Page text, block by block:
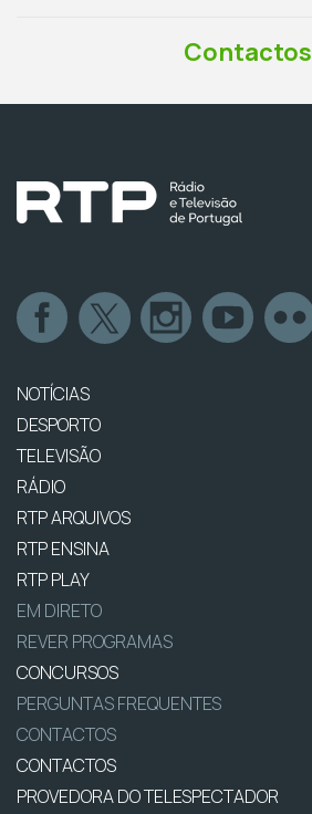
Contactos
NOTÍCIAS
DESPORTO
TELEVISÃO
RÁDIO
RTP ARQUIVOS
RTP ENSINA
RTP PLAY
EM DIRETO
REVER PROGRAMAS
CONCURSOS
PERGUNTAS FREQUENTES
CONTACTOS
CONTACTOS
PROVEDORA DO TELESPECTADOR